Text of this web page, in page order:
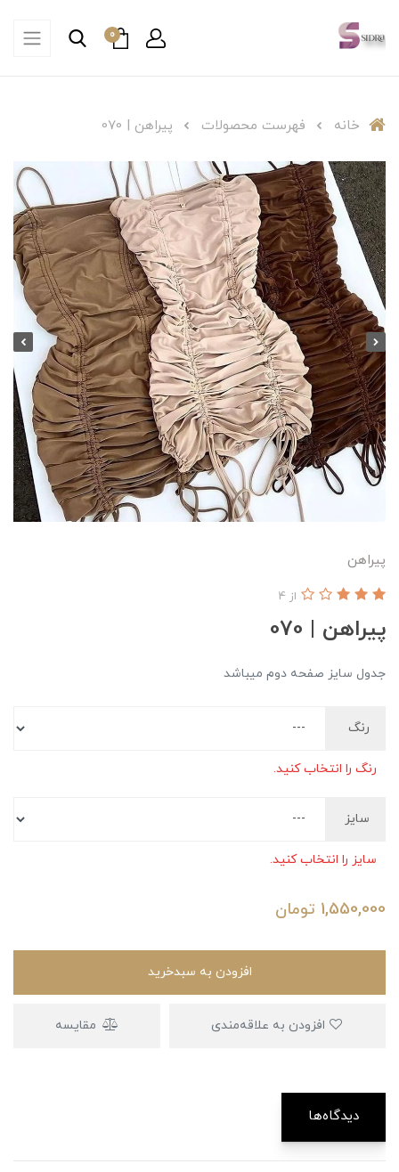
0
خانه فهرست محصولات پیراهن | 070
پیراهن
پیراهن | 070
از 4
جدول سایز صفحه دوم میباشد
رنگ
رنگ را انتخاب کنید.
سایز
سایز را انتخاب کنید.
1,550,000 تومان
افزودن به سبدخرید
مقایسه
دیدگاه‌ها